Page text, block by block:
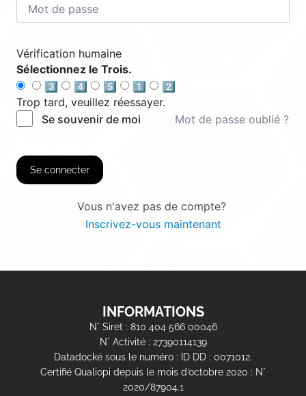
Vérification humaine
Sélectionnez le Trois.
3️⃣
4️⃣ 5️⃣ 1️⃣
2️⃣
Trop tard, veuillez réessayer.
Se souvenir de moi
Mot de passe oublié ?
Se connecter
Vous n'avez pas de compte?
Inscrivez-vous maintenant
INFORMATIONS
N° Siret : 810 404 566 00046
N° Activité : 27390114139
Datadocké sous le numéro : ID DD : 0071012.
Certifié Qualiopi depuis le mois d’octobre 2020 : N°
2020/87904.1